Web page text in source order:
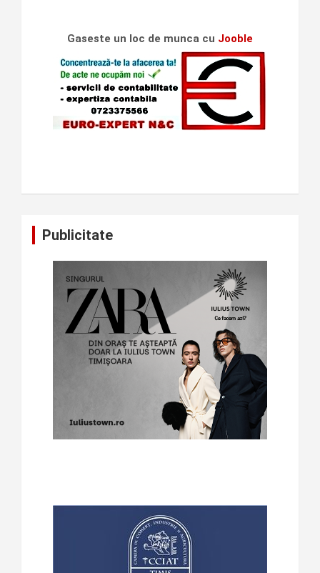
Gaseste un loc de munca cu Jooble
Publicitate